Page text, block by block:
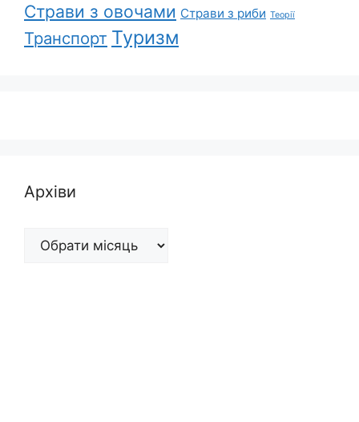
Страви з овочами Страви з риби Теорії
Транспорт Туризм
Архіви
Архіви